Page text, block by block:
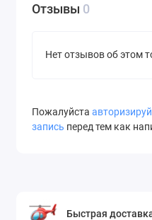
Отзывы 0
Нет отзывов об этом
Пожалуйста
запись перед тем как
Быстрая